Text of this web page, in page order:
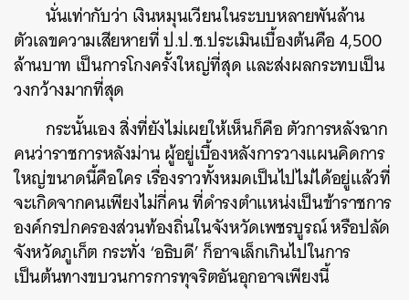
นั่นเท่ากับว่า เงินหมุนเวียนในระบบหลายพันล้าน
ตัวเลขความเสียหายที่ ป.ป.ช.ประเมินเบื้องต้นคือ 4,500
ล้านบาท เป็นการโกงครั้งใหญ่ที่สุด และส่งผลกระทบเป็น
วงกว้างมากที่สุด
กระนั้นเอง สิ่งที่ยังไม่เผยให้เห็นก็คือ ตัวการหลังฉาก
คนว่าราชการหลังม่าน ผู้อยู่เบื้องหลังการวางแผนคิดการ
ใหญ่ขนาดนี้คือใคร เรื่องราวทั้งหมดเป็นไปไม่ได้อยู่แล้วที่
จะเกิดจากคนเพียงไม่กี่คน ที่ดำรงตำแหน่งเป็นข้าราชการ
องค์กรปกครองส่วนท้องถิ่นในจังหวัดเพชรบูรณ์ หรือปลัด
จังหวัดภูเก็ต กระทั่ง ‘อธิบดี’ ก็อาจเล็กเกินไปในการ
เป็นต้นทางขบวนการการทุจริตอันอุกอาจเพียงนี้